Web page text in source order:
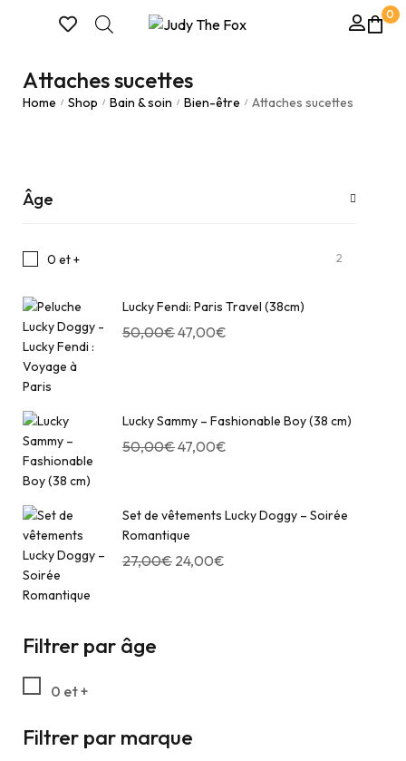
0
Attaches sucettes
Home / Shop / Bain & soin / Bien-être / Attaches sucettes
Âge
0 et + 2
Lucky Fendi: Paris Travel (38cm)
50,00€47,00€
Lucky Sammy – Fashionable Boy (38 cm)
50,00€47,00€
Set de vêtements Lucky Doggy – Soirée
Romantique
27,00€ 24,00€
Filtrer par âge
0 et +
Filtrer par marque